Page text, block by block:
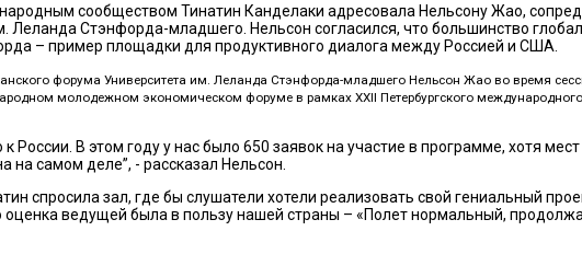
сообществом Тинатин Канделаки адресовала Нельсону Жао,
Леланда Стэнфорда-младшего. Нельсон согласился, что большинство
– пример площадки для продуктивного диалога между Россией и США.
форума Университета им. Леланда Стэнфорда-младшего Нельсон Жао во время
молодежном экономическом форуме в рамках XXII Петербургского
В этом году у нас было 650 заявок на участие в программе, хотя
на самом деле”, - рассказал Нельсон.
спросила зал, где бы слушатели хотели реализовать свой гениальный
оценка ведущей была в пользу нашей страны – «Полет нормальный,